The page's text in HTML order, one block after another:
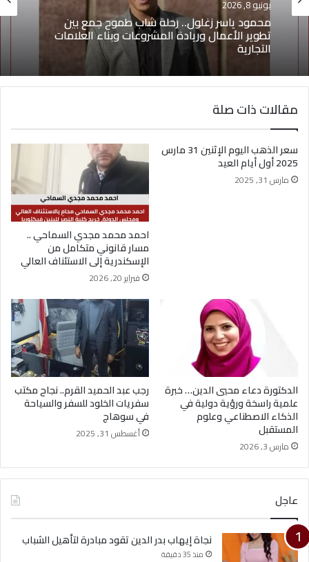
يونيو 4, 2026
يوسف أيمن درويش.. عقلية بيعية شابة تقود التغيير
وتؤهل الشباب لسوق العمل2026
مقالات ذات صلة
سعر الذهب اليوم الإثنين 31 مارس
2025 أول أيام العيد
مارس 31, 2025
احمد محمد مجدي السماحي ..
مسار قانوني متكامل من
الإسكندرية إلى الاستئناف العالي
فبراير 20, 2026
الدكتورة دعاء محيي الدين… خبرة
علمية راسخة ورؤية دولية في
الذكاء الاصطناعي وعلوم
المستقبل
مارس 3, 2026
رجب عبد الحميد القرم.. نجاح مكتب
سفريات الخلود للسفر والسياحة
في سوهاج
أغسطس 31, 2025
عاجل
نجاة إيهاب بدر الدين تقود مبادرة لتأهيل الشباب
منذ 35 دقيقة